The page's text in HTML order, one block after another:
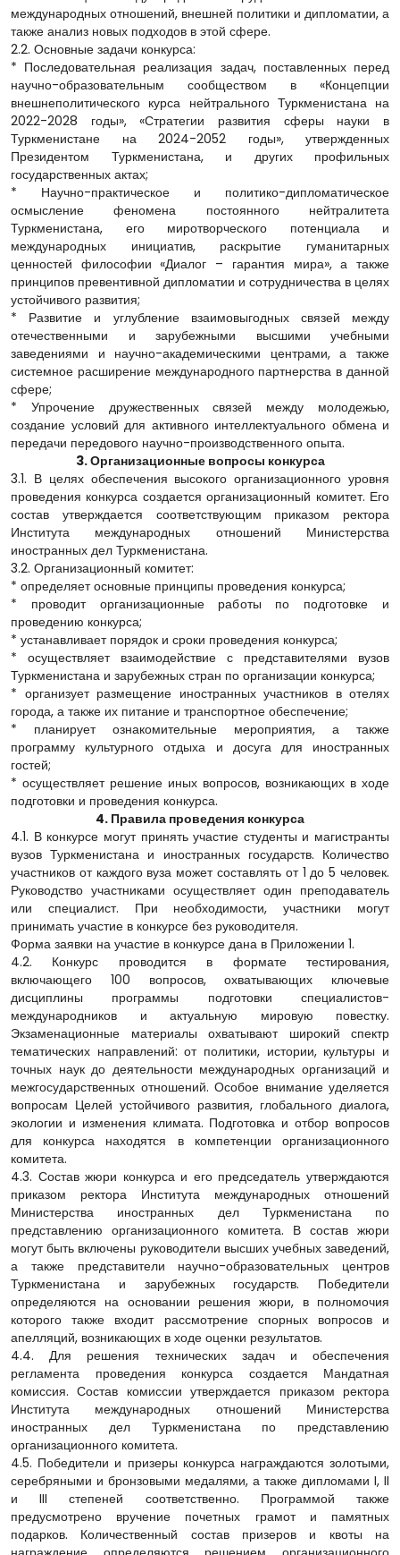
международных отношений, внешней политики и дипломатии, а
также анализ новых подходов в этой сфере.
2.2. Основные задачи конкурса:
* Последовательная реализация задач, поставленных перед
научно-образовательным сообществом в «Концепции
внешнеполитического курса нейтрального Туркменистана на
2022-2028 годы», «Стратегии развития сферы науки в
Туркменистане на 2024-2052 годы», утвержденных
Президентом Туркменистана, и других профильных
государственных актах;
* Научно-практическое и политико-дипломатическое
осмысление феномена постоянного нейтралитета
Туркменистана, его миротворческого потенциала и
международных инициатив, раскрытие гуманитарных
ценностей философии «Диалог – гарантия мира», а также
принципов превентивной дипломатии и сотрудничества в целях
устойчивого развития;
* Развитие и углубление взаимовыгодных связей между
отечественными и зарубежными высшими учебными
заведениями и научно-академическими центрами, а также
системное расширение международного партнерства в данной
сфере;
* Упрочение дружественных связей между молодежью,
создание условий для активного интеллектуального обмена и
передачи передового научно-производственного опыта.
3. Организационные вопросы конкурса
3.1. В целях обеспечения высокого организационного уровня
проведения конкурса создается организационный комитет. Его
состав утверждается соответствующим приказом ректора
Института международных отношений Министерства
иностранных дел Туркменистана.
3.2. Организационный комитет:
* определяет основные принципы проведения конкурса;
* проводит организационные работы по подготовке и
проведению конкурса;
* устанавливает порядок и сроки проведения конкурса;
* осуществляет взаимодействие с представителями вузов
Туркменистана и зарубежных стран по организации конкурса;
* организует размещение иностранных участников в отелях
города, а также их питание и транспортное обеспечение;
* планирует ознакомительные мероприятия, а также
программу культурного отдыха и досуга для иностранных
гостей;
* осуществляет решение иных вопросов, возникающих в ходе
подготовки и проведения конкурса.
4. Правила проведения конкурса
4.1. В конкурсе могут принять участие студенты и магистранты
вузов Туркменистана и иностранных государств. Количество
участников от каждого вуза может составлять от 1 до 5 человек.
Руководство участниками осуществляет один преподаватель
или специалист. При необходимости, участники могут
принимать участие в конкурсе без руководителя.
Форма заявки на участие в конкурсе дана в Приложении 1.
4.2. Конкурс проводится в формате тестирования,
включающего 100 вопросов, охватывающих ключевые
дисциплины программы подготовки специалистов-
международников и актуальную мировую повестку.
Экзаменационные материалы охватывают широкий спектр
тематических направлений: от политики, истории, культуры и
точных наук до деятельности международных организаций и
межгосударственных отношений. Особое внимание уделяется
вопросам Целей устойчивого развития, глобального диалога,
экологии и изменения климата. Подготовка и отбор вопросов
для конкурса находятся в компетенции организационного
комитета.
4.3. Состав жюри конкурса и его председатель утверждаются
приказом ректора Института международных отношений
Министерства иностранных дел Туркменистана по
представлению организационного комитета. В состав жюри
могут быть включены руководители высших учебных заведений,
а также представители научно-образовательных центров
Туркменистана и зарубежных государств. Победители
определяются на основании решения жюри, в полномочия
которого также входит рассмотрение спорных вопросов и
апелляций, возникающих в ходе оценки результатов.
4.4. Для решения технических задач и обеспечения
регламента проведения конкурса создается Мандатная
комиссия. Состав комиссии утверждается приказом ректора
Института международных отношений Министерства
иностранных дел Туркменистана по представлению
организационного комитета.
4.5. Победители и призеры конкурса награждаются золотыми,
серебряными и бронзовыми медалями, а также дипломами I, II
и III степеней соответственно. Программой также
предусмотрено вручение почетных грамот и памятных
подарков. Количественный состав призеров и квоты на